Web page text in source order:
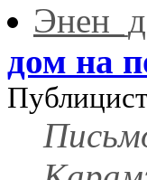
дом на